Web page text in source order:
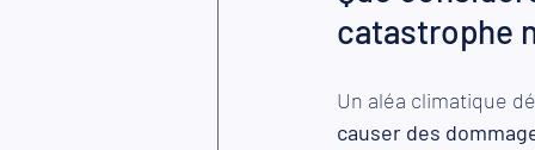
catastrophe
Un aléa climatique
causer des